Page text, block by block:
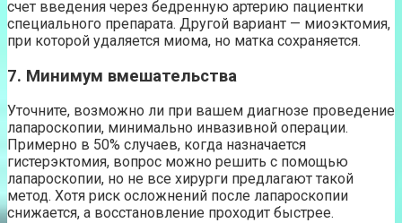
счет введения через бедренную артерию пациентки
специального препарата. Другой вариант — миоэктомия,
при которой удаляется миома, но матка сохраняется.
7. Минимум вмешательства
Уточните, возможно ли при вашем диагнозе проведение
лапароскопии, минимально инвазивной операции.
Примерно в 50% случаев, когда назначается
гистерэктомия, вопрос можно решить с помощью
лапароскопии, но не все хирурги предлагают такой
метод. Хотя риск осложнений после лапароскопии
снижается, а восстановление проходит быстрее.